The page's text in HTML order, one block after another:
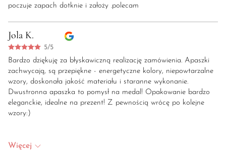
poczuje zapach dotknie i założy .polecam
Jola K.
5/5
Bardzo dziękuję za błyskawiczną realizację zamówienia. Apaszki
zachwycają, są przepiękne - energetyczne kolory, niepowtarzalne
wzory, doskonała jakość materiału i staranne wykonanie.
Dwustronna apaszka to pomysł na medal! Opakowanie bardzo
eleganckie, idealne na prezent! Z pewnością wrócę po kolejne
wzory:)
Więcej